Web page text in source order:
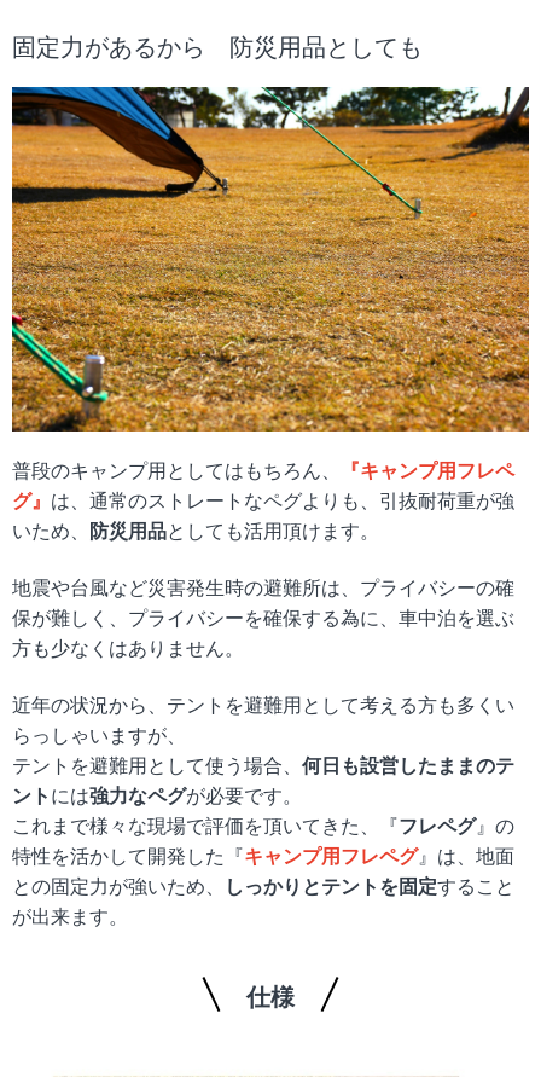
固定力があるから 防災用品としても
普段のキャンプ用としてはもちろん、
『キャンプ用フレペ
グ』 は、通常のストレートなペグよりも、引抜耐荷重が強
いため、
防災用品としても活用頂けます。
地震や台風など災害発生時の避難所は、プライバシーの確
保が難しく、プライバシーを確保する為に、車中泊を選ぶ
方も少なくはありません。
近年の状況から、テントを避難用として考える方も多くい
らっしゃいますが、
テントを避難用として使う場合、 何日も設営したままのテ
ント には強力なペグが必要です。
これまで様々な現場で評価を頂いてきた、『フレペグ』の
特性を活かして開発した『キャンプ用フレペグ』は、地面
との固定力が強いため、
しっかりとテントを固定すること
が出来ます。
仕様